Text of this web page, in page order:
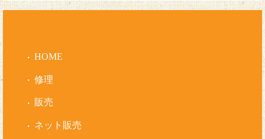
HOME
修理
販売
ネット販売